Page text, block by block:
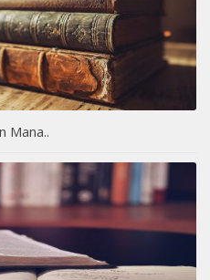
Mana..